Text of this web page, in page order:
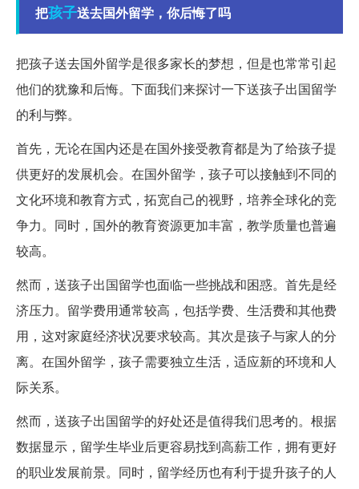
把孩子送去国外留学，你后悔了吗
把孩子送去国外留学是很多家长的梦想，但是也常常引起
他们的犹豫和后悔。下面我们来探讨一下送孩子出国留学
的利与弊。
首先，无论在国内还是在国外接受教育都是为了给孩子提
供更好的发展机会。在国外留学，孩子可以接触到不同的
文化环境和教育方式，拓宽自己的视野，培养全球化的竞
争力。同时，国外的教育资源更加丰富，教学质量也普遍
较高。
然而，送孩子出国留学也面临一些挑战和困惑。首先是经
济压力。留学费用通常较高，包括学费、生活费和其他费
用，这对家庭经济状况要求较高。其次是孩子与家人的分
离。在国外留学，孩子需要独立生活，适应新的环境和人
际关系。
然而，送孩子出国留学的好处还是值得我们思考的。根据
数据显示，留学生毕业后更容易找到高薪工作，拥有更好
的职业发展前景。同时，留学经历也有利于提升孩子的人